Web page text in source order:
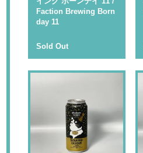
Faction Brewing Born
day 11
Sold Out